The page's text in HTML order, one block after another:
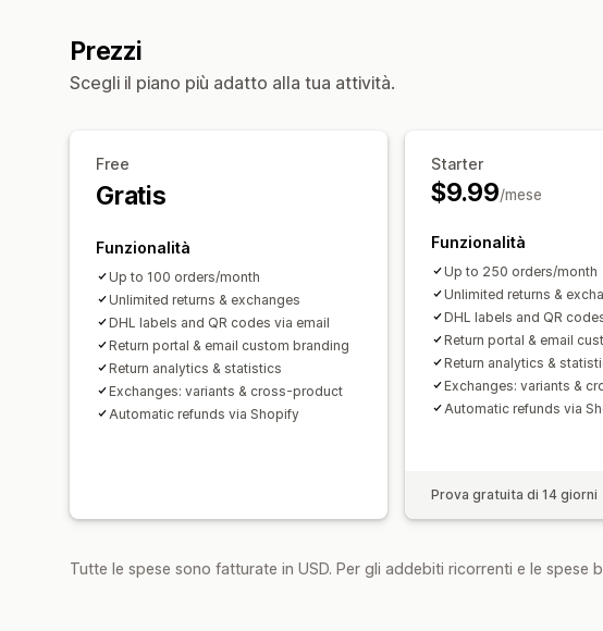
Prezzi
Scegli il piano più adatto alla tua attività.
Free
Gratis
Funzionalità
Up to 100 orders/month
Unlimited returns & exchanges
DHL labels and QR codes via email
Return portal & email custom branding
Return analytics & statistics
Exchanges: variants & cross-product
Automatic refunds via Shopify
Starter
$9.99/mese
Funzionalità
Up to 250 orders/month
Unlimited returns &
DHL labels and QR
Return portal & email
Return analytics &
Exchanges: variants &
Automatic refunds via
Prova gratuita di 14 giorni
Tutte le spese sono fatturate in USD. Per gli addebiti ricorrenti e le spese